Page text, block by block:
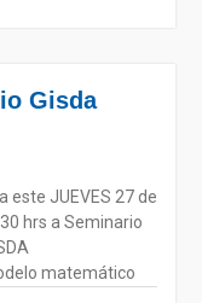
Gisda
este JUEVES 27 de
hrs a Seminario
matemático